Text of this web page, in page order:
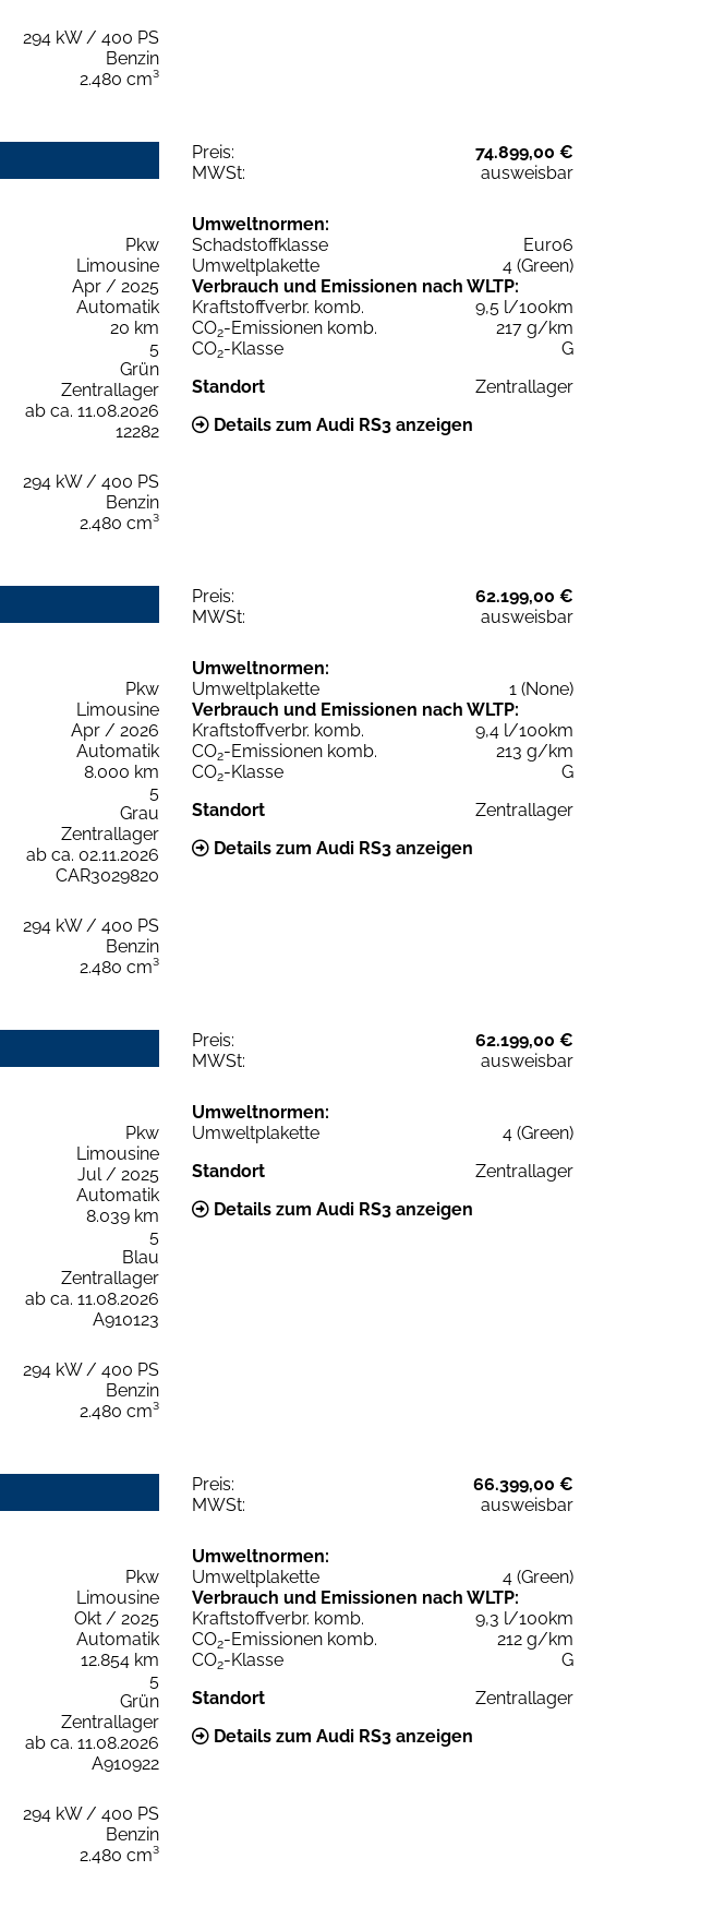
294 kW / 400 PS
Benzin
2.480 cm³
Preis:
74.899,00 €
MWSt:
ausweisbar
Pkw
Limousine
Apr / 2025
Automatik
20 km
5
Grün
Zentrallager
ab ca. 11.08.2026
12282
294 kW / 400 PS
Benzin
2.480 cm³
Umweltnormen:
Schadstoffklasse
Euro6
Umweltplakette
4 (Green)
Verbrauch und Emissionen nach WLTP:
Kraftstoffverbr. komb.
9,5 l/100km
CO2-Emissionen komb.
217 g/km
CO2-Klasse
G
Standort
Zentrallager
Details zum Audi RS3 anzeigen
Preis:
62.199,00 €
MWSt:
ausweisbar
Pkw
Limousine
Apr / 2026
Automatik
8.000 km
5
Grau
Zentrallager
ab ca. 02.11.2026
CAR3029820
294 kW / 400 PS
Benzin
2.480 cm³
Umweltnormen:
Umweltplakette
1 (None)
Verbrauch und Emissionen nach WLTP:
Kraftstoffverbr. komb.
9,4 l/100km
CO2-Emissionen komb.
213 g/km
CO2-Klasse
G
Standort
Zentrallager
Details zum Audi RS3 anzeigen
Preis:
62.199,00 €
MWSt:
ausweisbar
Pkw
Limousine
Jul / 2025
Automatik
8.039 km
5
Blau
Zentrallager
ab ca. 11.08.2026
A910123
294 kW / 400 PS
Benzin
2.480 cm³
Umweltnormen:
Umweltplakette
4 (Green)
Standort
Zentrallager
Details zum Audi RS3 anzeigen
Preis:
66.399,00 €
MWSt:
ausweisbar
Pkw
Limousine
Okt / 2025
Automatik
12.854 km
5
Grün
Zentrallager
ab ca. 11.08.2026
A910922
294 kW / 400 PS
Benzin
2.480 cm³
Umweltnormen:
Umweltplakette
4 (Green)
Verbrauch und Emissionen nach WLTP:
Kraftstoffverbr. komb.
9,3 l/100km
CO2-Emissionen komb.
212 g/km
CO2-Klasse
G
Standort
Zentrallager
Details zum Audi RS3 anzeigen